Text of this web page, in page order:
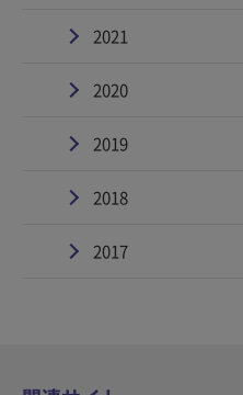
2021
2020
2019
2018
2017